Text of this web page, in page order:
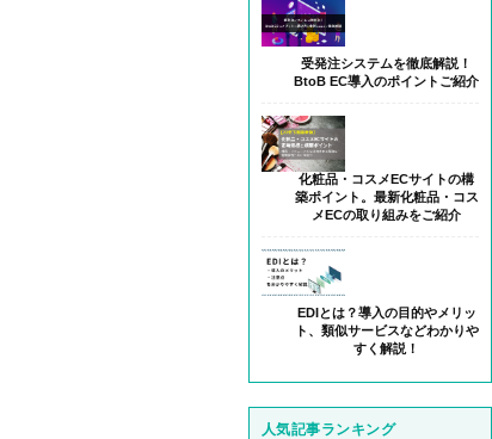
受発注システムを徹底解説！
BtoB EC導入のポイントご紹介
化粧品・コスメECサイトの構
築ポイント。最新化粧品・コス
メECの取り組みをご紹介
EDIとは？導入の目的やメリッ
ト、類似サービスなどわかりや
すく解説！
人気記事ランキング